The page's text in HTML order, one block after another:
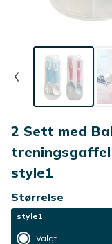
2 Sett med
style1
Størrelse
style1
Valgt